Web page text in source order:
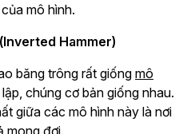
mô hình.
Hammer)
băng trông rất giống mô
chúng cơ bản giống nhau.
giữa các mô hình này là nơi
mong đợi.